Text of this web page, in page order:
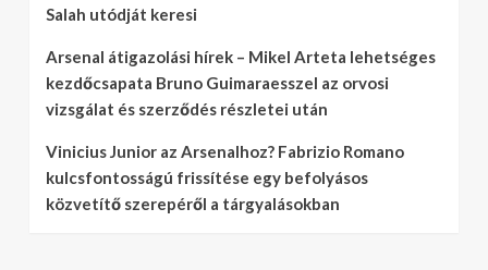
Salah utódját keresi
Arsenal átigazolási hírek – Mikel Arteta lehetséges
kezdőcsapata Bruno Guimaraesszel az orvosi
vizsgálat és szerződés részletei után
Vinicius Junior az Arsenalhoz? Fabrizio Romano
kulcsfontosságú frissítése egy befolyásos
közvetítő szerepéről a tárgyalásokban